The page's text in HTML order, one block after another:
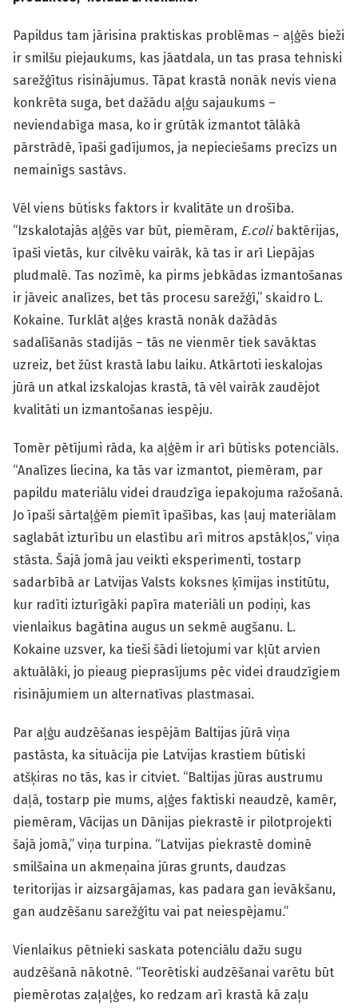
Papildus tam jārisina praktiskas problēmas – aļģēs bieži
ir smilšu piejaukums, kas jāatdala, un tas prasa tehniski
sarežģītus risinājumus. Tāpat krastā nonāk nevis viena
konkrēta suga, bet dažādu aļģu sajaukums –
neviendabīga masa, ko ir grūtāk izmantot tālākā
pārstrādē, īpaši gadījumos, ja nepieciešams precīzs un
nemainīgs sastāvs.
Vēl viens būtisks faktors ir kvalitāte un drošība.
“Izskalotajās aļģēs var būt, piemēram, E.colibaktērijas,
īpaši vietās, kur cilvēku vairāk, kā tas ir arī Liepājas
pludmalē. Tas nozīmē, ka pirms jebkādas izmantošanas
ir jāveic analīzes, bet tās procesu sarežģī,” skaidro L.
Kokaine. Turklāt aļģes krastā nonāk dažādās
sadalīšanās stadijās – tās ne vienmēr tiek savāktas
uzreiz, bet žūst krastā labu laiku. Atkārtoti ieskalojas
jūrā un atkal izskalojas krastā, tā vēl vairāk zaudējot
kvalitāti un izmantošanas iespēju.
Tomēr pētījumi rāda, ka aļģēm ir arī būtisks potenciāls.
“Analīzes liecina, ka tās var izmantot, piemēram, par
papildu materiālu videi draudzīga iepakojuma ražošanā.
Jo īpaši sārtaļģēm piemīt īpašības, kas ļauj materiālam
saglabāt izturību un elastību arī mitros apstākļos,” viņa
stāsta. Šajā jomā jau veikti eksperimenti, tostarp
sadarbībā ar Latvijas Valsts koksnes ķīmijas institūtu,
kur radīti izturīgāki papīra materiāli un podiņi, kas
vienlaikus bagātina augus un sekmē augšanu. L.
Kokaine uzsver, ka tieši šādi lietojumi var kļūt arvien
aktuālāki, jo pieaug pieprasījums pēc videi draudzīgiem
risinājumiem un alternatīvas plastmasai.
Par aļģu audzēšanas iespējām Baltijas jūrā viņa
pastāsta, ka situācija pie Latvijas krastiem būtiski
atšķiras no tās, kas ir citviet. “Baltijas jūras austrumu
daļā, tostarp pie mums, aļģes faktiski neaudzē, kamēr,
piemēram, Vācijas un Dānijas piekrastē ir pilotprojekti
šajā jomā,” viņa turpina. “Latvijas piekrastē dominē
smilšaina un akmeņaina jūras grunts, daudzas
teritorijas ir aizsargājamas, kas padara gan ievākšanu,
gan audzēšanu sarežģītu vai pat neiespējamu.”
Vienlaikus pētnieki saskata potenciālu dažu sugu
audzēšanā nākotnē. “Teorētiski audzēšanai varētu būt
piemērotas zaļaļģes, ko redzam arī krastā kā zaļu